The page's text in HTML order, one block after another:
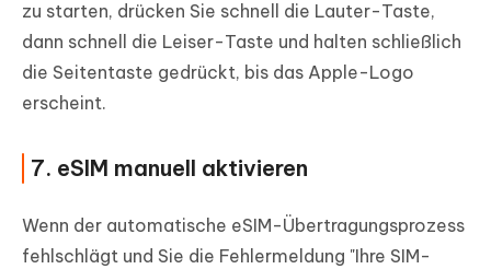
zu starten, drücken Sie schnell die Lauter-Taste,
dann schnell die Leiser-Taste und halten schließlich
die Seitentaste gedrückt, bis das Apple-Logo
erscheint.
7. eSIM manuell aktivieren
Wenn der automatische eSIM-Übertragungsprozess
fehlschlägt und Sie die Fehlermeldung "Ihre SIM-